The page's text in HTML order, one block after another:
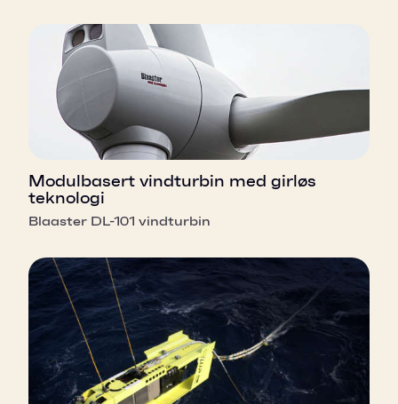
Modulbasert vindturbin med girløs
teknologi
Blaaster DL-101 vindturbin